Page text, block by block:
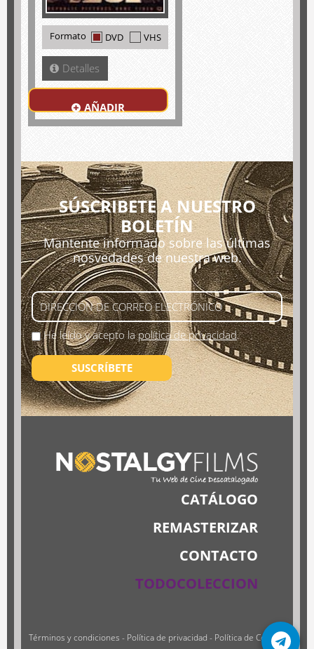
Formato DVD VHS
Detalles
AÑADIR
SÚSCRIBETE A NUESTRO
BOLETÍN
Mantente informado sobre las últimas
nosvedades de nuestra web.
He leído y acepto lapolítica de privacidad.
SUSCRÍBETE
CATÁLOGO
REMASTERIZAR
CONTACTO
TODOCOLECCION
Términos y condiciones - Política de privacidad - Política de Cookies